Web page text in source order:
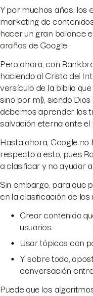
Y por muchos años, los
marketing de
hacer un gran balance
arañas de Google.
Pero ahora, con
haciendo al Cristo del
versículo de la biblia
sino por mí), siendo
debemos aprender los
salvación eterna ante el
Hasta ahora, Google
respecto a esto, pues
a clasificar y no ayudar
Sin embargo, para que
en la clasificación de
Crear contenido
usuarios.
Usar tópicos con
Y, sobre todo,
conversación
Puede que los